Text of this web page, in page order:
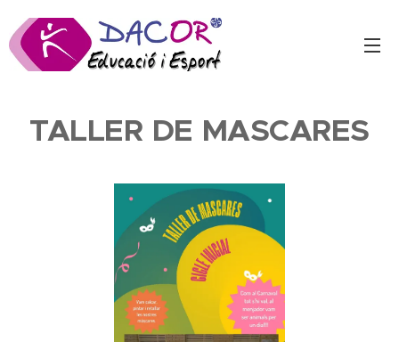
TALLER DE MASCARES